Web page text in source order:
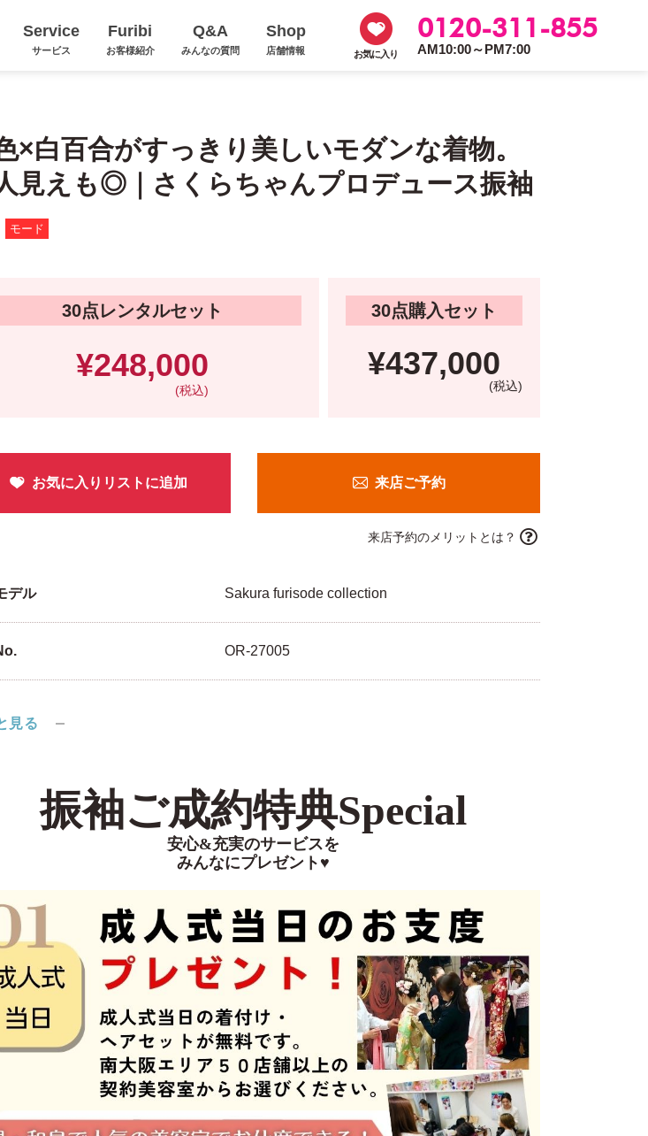
Service
サービス
Furibi
お客様紹介
Q&A
みんなの質問
Shop
店舗情報 お気に入り
0120-311-855
AM10:00～PM7:00
×白百合がすっきり美しいモダンな着物。
見えも◎｜さくらちゃんプロデュース振袖
モード
30点レンタルセット
¥248,000
(税込)
30点購入セット
¥437,000
(税込)
来店ご予約
来店予約のメリットとは？
デル Sakura furisode collection
OR-27005
見る
振袖ご成約特典Special
安心&充実のサービスを
みんなにプレゼント♥